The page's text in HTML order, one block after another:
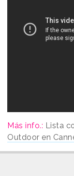
Más info.: Lista
Outdoor en